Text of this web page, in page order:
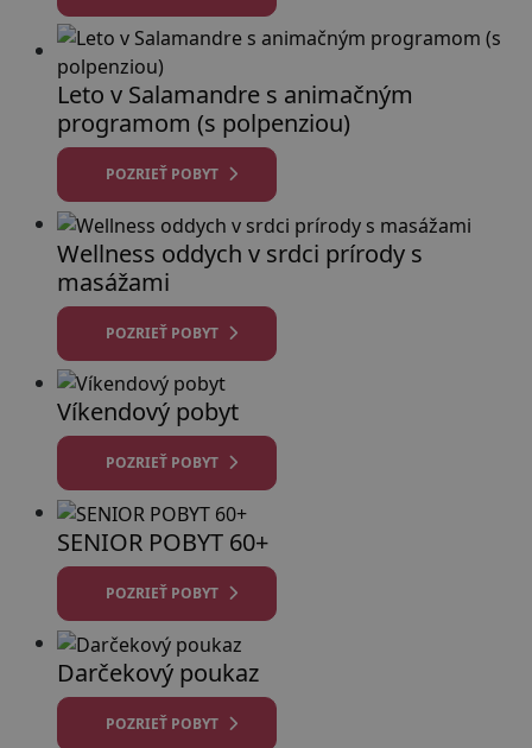
Leto v Salamandre s animačným
programom (s polpenziou)
POZRIEŤ POBYT
Wellness oddych v srdci prírody s
masážami
POZRIEŤ POBYT
Víkendový pobyt
POZRIEŤ POBYT
SENIOR POBYT 60+
POZRIEŤ POBYT
Darčekový poukaz
POZRIEŤ POBYT